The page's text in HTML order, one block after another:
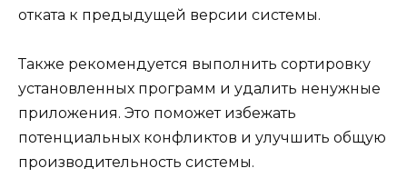
отката к предыдущей версии системы.
Также рекомендуется выполнить сортировку
установленных программ и удалить ненужные
приложения. Это поможет избежать
потенциальных конфликтов и улучшить общую
производительность системы.